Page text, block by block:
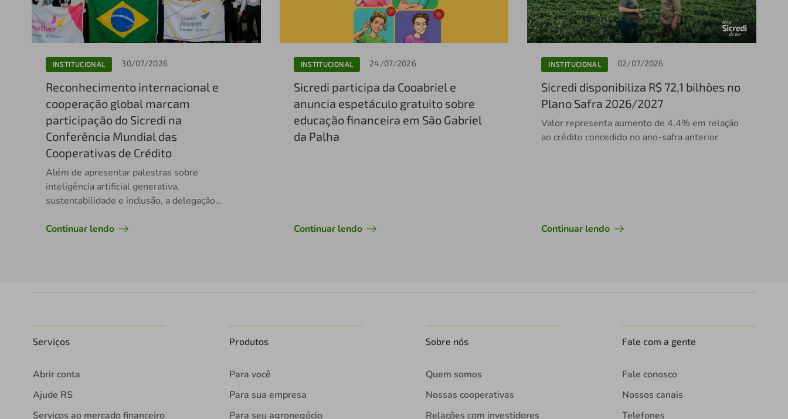
INSTITUCIONAL 30/07/2026
Reconhecimento internacional e
cooperação global marcam
participação do Sicredi na
Conferência Mundial das
Cooperativas de Crédito
Além de apresentar palestras sobre
inteligência artificial generativa,
sustentabilidade e inclusão, a delegação
internacionalmente
Continuar lendo
INSTITUCIONAL 24/07/2026
Sicredi participa da Cooabriel e
anuncia espetáculo gratuito sobre
educação financeira em São Gabriel
da Palha
Continuar lendo
INSTITUCIONAL 02/07/2026
Sicredi disponibiliza R$ 72,1 bilhões no
Plano Safra 2026/2027
Valor representa aumento de 4,4% em relação
ao crédito concedido no ano-safra anterior
Continuar lendo
Serviços
Abrir conta
Ajude RS
Serviços ao mercado financeiro
Produtos
Para você
Para sua empresa
Para seu agronegócio
Sobre nós
Quem somos
Nossas cooperativas
Relações com investidores
Fale com a gente
Fale conosco
Nossos canais
Telefones